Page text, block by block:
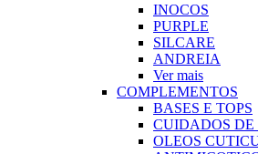
INOCOS
PURPLE
SILCARE
ANDREIA
Ver mais
COMPLEMENTOS
BASES E TOPS
CUIDADOS DE
OLEOS